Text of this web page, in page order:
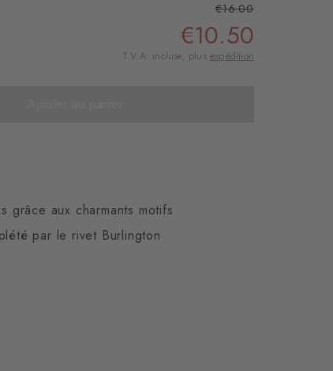
€16.00
€10.50
T.V.A. incluse, plus expédition
grâce aux charmants motifs
par le rivet Burlington